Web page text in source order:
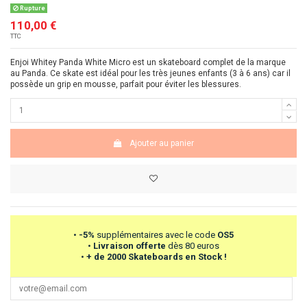
Rupture
110,00 €
TTC
Enjoi Whitey Panda White Micro est un skateboard complet de la marque
au Panda. Ce skate est idéal pour les très jeunes enfants (3 à 6 ans) car il
possède un grip en mousse, parfait pour éviter les blessures.
Ajouter au panier
• -5% supplémentaires avec le code OS5
• Livraison offerte dès 80 euros
• + de 2000 Skateboards en Stock !